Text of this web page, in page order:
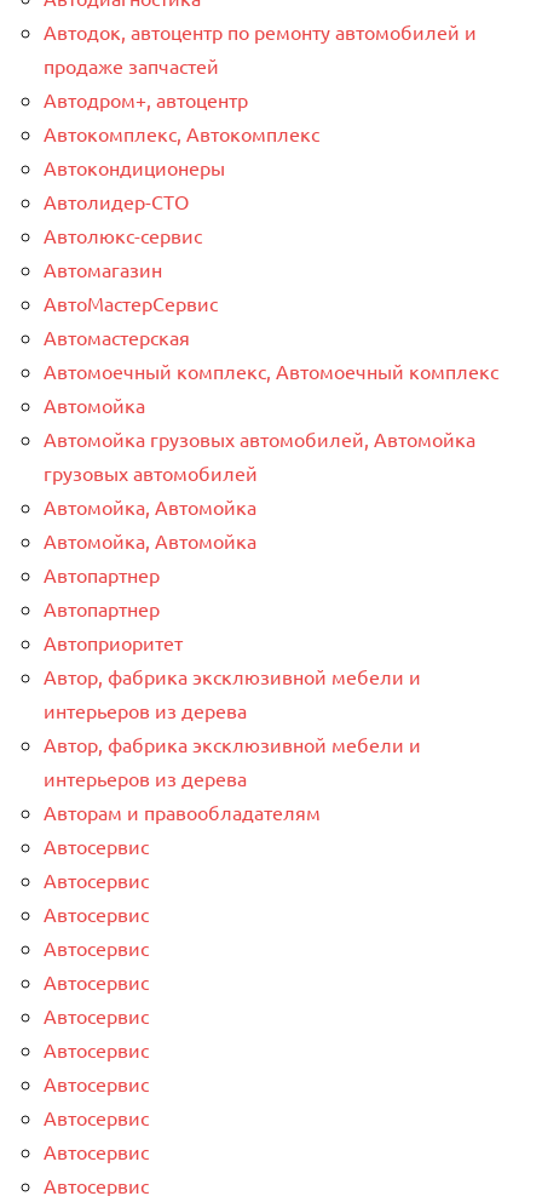
Автодок, автоцентр по ремонту автомобилей и
продаже запчастей
Автодром+, автоцентр
Автокомплекс, Автокомплекс
Автокондиционеры
Автолидер-СТО
Автолюкс-сервис
Автомагазин
АвтоМастерСервис
Автомастерская
Автомоечный комплекс, Автомоечный комплекс
Автомойка
Автомойка грузовых автомобилей, Автомойка
грузовых автомобилей
Автомойка, Автомойка
Автомойка, Автомойка
Автопартнер
Автопартнер
Автоприоритет
Автор, фабрика эксклюзивной мебели и
интерьеров из дерева
Автор, фабрика эксклюзивной мебели и
интерьеров из дерева
Авторам и правообладателям
Автосервис
Автосервис
Автосервис
Автосервис
Автосервис
Автосервис
Автосервис
Автосервис
Автосервис
Автосервис
Автосервис